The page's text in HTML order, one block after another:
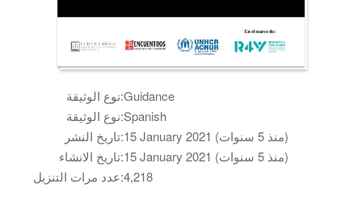
نوع الوثيقة:Guidance
نوع الوثيقة:Spanish
تاريخ النشر:
15 January 2021 (منذ 5 سنوات)
تاريخ الانشاء:
15 January 2021 (منذ 5 سنوات)
عدد مرات التنزيل:4,218